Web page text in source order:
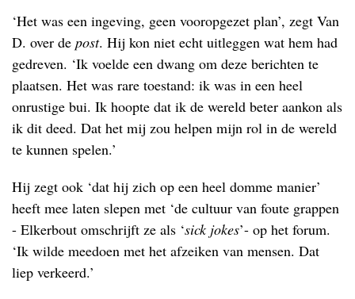
‘Het was een ingeving, geen vooropgezet plan’, zegt Van
D. over de post. Hij kon niet echt uitleggen wat hem had
gedreven. ‘Ik voelde een dwang om deze berichten te
plaatsen. Het was rare toestand: ik was in een heel
onrustige bui. Ik hoopte dat ik de wereld beter aankon als
ik dit deed. Dat het mij zou helpen mijn rol in de wereld
te kunnen spelen.’
Hij zegt ook ‘dat hij zich op een heel domme manier’
heeft mee laten slepen met ‘de cultuur van foute grappen
- Elkerbout omschrijft ze als ‘sick jokes’- op het forum.
‘Ik wilde meedoen met het afzeiken van mensen. Dat
liep verkeerd.’